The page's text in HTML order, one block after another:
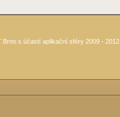
s účastí aplikační sféry 2009 - 2012